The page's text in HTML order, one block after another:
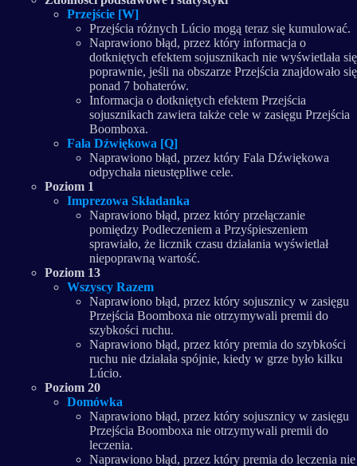
Przejście [W]
Przejścia różnych Lúcio mogą teraz się kumulować.
Naprawiono błąd, przez który informacja o
dotkniętych efektem sojusznikach nie wyświetlała się
poprawnie, jeśli na obszarze Przejścia znajdowało się
ponad 7 bohaterów.
Informacja o dotkniętych efektem Przejścia
sojusznikach zawiera także cele w zasięgu Przejścia
Boomboxa.
Fala Dźwiękowa [Q]
Naprawiono błąd, przez który Fala Dźwiękowa
odpychała nieustępliwe cele.
Poziom 1
Imprezowa Składanka
Naprawiono błąd, przez który przełączanie
pomiędzy Podleczeniem a Przyśpieszeniem
sprawiało, że licznik czasu działania wyświetlał
niepoprawną wartość.
Poziom 13
Wszyscy Razem
Naprawiono błąd, przez który sojusznicy w zasięgu
Przejścia Boomboxa nie otrzymywali premii do
szybkości ruchu.
Naprawiono błąd, przez który premia do szybkości
ruchu nie działała spójnie, kiedy w grze było kilku
Lúcio.
Poziom 20
Domówka
Naprawiono błąd, przez który sojusznicy w zasięgu
Przejścia Boomboxa nie otrzymywali premii do
leczenia.
Naprawiono błąd, przez który premia do leczenia nie